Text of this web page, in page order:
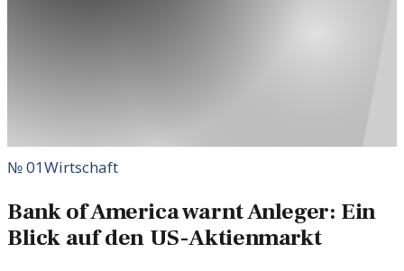
№01Wirtschaft
Bank of America warnt Anleger: Ein
Blick auf den US-Aktienmarkt